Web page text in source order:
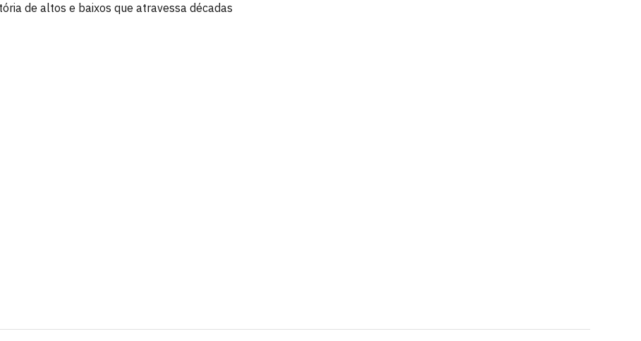
de altos e baixos que atravessa décadas